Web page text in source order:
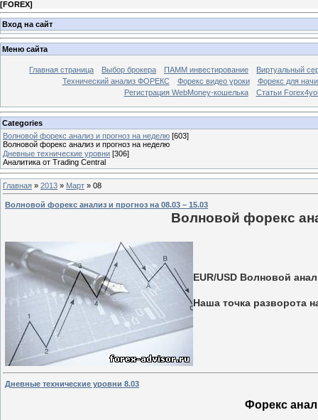
[FOREX]
Вход на сайт
Меню сайта
Главная страница Выбор брокера ПАММ инвестирование
Виртуальный
Технический анализ ФОРЕКС
Форекс видео уроки
Форекс для
Регистрация WebMoney-кошелька
Статьи
Categories
Волновой форекс анализ и прогноз на неделю [603]
Волновой форекс анализ и прогноз на неделю
Дневные технические уровни [306]
Аналитика от Trading Central
Главная » 2013 » Март » 08
Волновой форекс анализ и прогноз на 08.03 – 15.03
Волновой форекс
EUR/USD Волновой
Наша точка разворота
Дневные технические уровни 8.03
Форекс